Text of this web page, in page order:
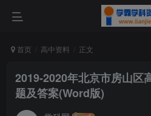
首页 高中资料 正文
2019-2020年北京市房山区
题及答案(Word版)